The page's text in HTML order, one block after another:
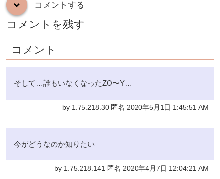
down コメントする
コメントを残す
コメント
そして…誰もいなくなったZO〜Y…
by 1.75.218.30 匿名 2020年5月1日 1:45:51 AM
今がどうなのか知りたい
by 1.75.218.141 匿名 2020年4月7日 12:04:21 AM